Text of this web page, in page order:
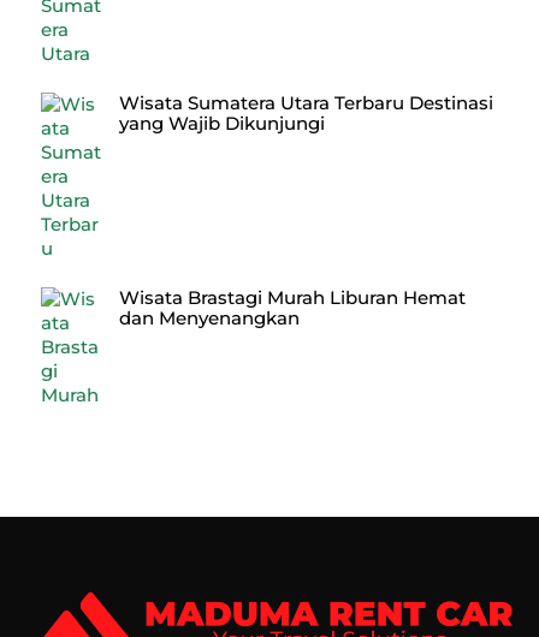
Wisata Sumatera Utara Terbaru Destinasi
yang Wajib Dikunjungi
Wisata Brastagi Murah Liburan Hemat
dan Menyenangkan